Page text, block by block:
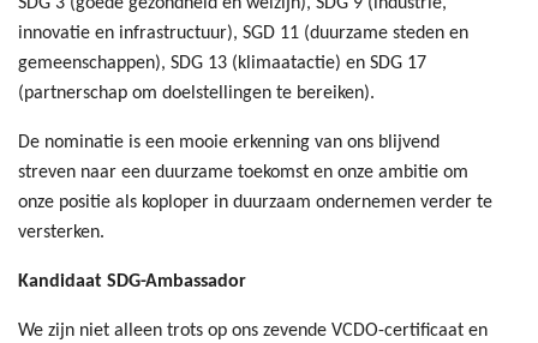
SDG 3 (goede gezondheid en welzijn), SDG 9 (industrie,
innovatie en infrastructuur), SGD 11 (duurzame steden en
gemeenschappen), SDG 13 (klimaatactie) en SDG 17
(partnerschap om doelstellingen te bereiken).
De nominatie is een mooie erkenning van ons blijvend
streven naar een duurzame toekomst en onze ambitie om
onze positie als koploper in duurzaam ondernemen verder te
versterken.
Kandidaat SDG-Ambassador
We zijn niet alleen trots op ons zevende VCDO-certificaat en